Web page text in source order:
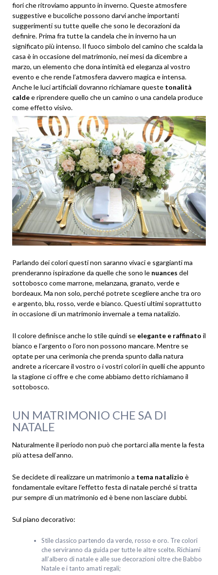
fiori che ritroviamo appunto in inverno. Queste atmosfere
suggestive e bucoliche possono darvi anche importanti
suggerimenti su tutte quelle che sono le decorazioni da
definire. Prima fra tutte la candela che in inverno ha un
significato più intenso. Il fuoco simbolo del camino che scalda la
casa è in occasione del matrimonio, nei mesi da dicembre a
marzo, un elemento che dona intimità ed eleganza al vostro
evento e che rende l’atmosfera davvero magica e intensa.
Anche le luci artificiali dovranno richiamare queste tonalità
caldee riprendere quello che un camino o una candela produce
come effetto visivo.
Parlando dei colori questi non saranno vivaci e sgargianti ma
prenderanno ispirazione da quelle che sono le nuances del
sottobosco come marrone, melanzana, granato, verde e
bordeaux. Ma non solo, perché potrete scegliere anche tra oro
e argento, blu, rosso, verde e bianco. Questi ultimi soprattutto
in occasione di un matrimonio invernale a tema natalizio.
Il colore definisce anche lo stile quindi se elegante e raffinato il
bianco e l’argento o l’oro non possono mancare. Mentre se
optate per una cerimonia che prenda spunto dalla natura
andrete a ricercare il vostro o i vostri colori in quelli che appunto
la stagione ci offre e che come abbiamo detto richiamano il
sottobosco.
UN MATRIMONIO CHE SA DI
NATALE
Naturalmente il periodo non può che portarci alla mente la festa
più attesa dell’anno.
Se decidete di realizzare un matrimonio a tema natalizio è
fondamentale evitare l’effetto festa di natale perché si tratta
pur sempre di un matrimonio ed è bene non lasciare dubbi.
Sul piano decorativo:
Stile classico partendo da verde, rosso e oro. Tre colori
che serviranno da guida per tutte le altre scelte. Richiami
all’albero di natale e alle sue decorazioni oltre che Babbo
Natale e i tanto amati regali;